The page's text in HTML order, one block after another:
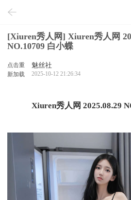
[Xiuren秀人网] Xiuren秀人网
NO.10709 白小蝶
点击重
新加载
魅丝社
2025-10-12 21:26:34
Xiuren秀人网 2025.08.29